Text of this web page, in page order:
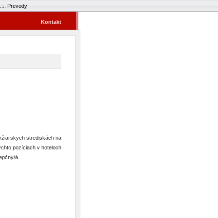
.::. Prevody
Kontakt
strediskách na
pozíciach v hoteloch
á.